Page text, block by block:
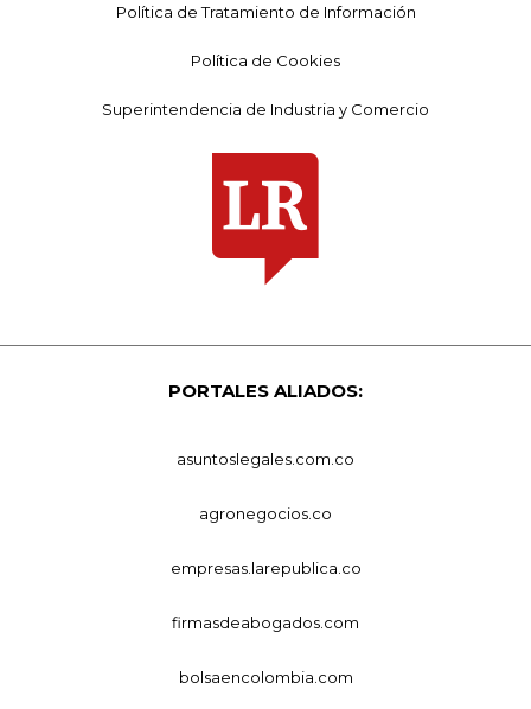
Política de Tratamiento de Información
Política de Cookies
Superintendencia de Industria y Comercio
PORTALES ALIADOS:
asuntoslegales.com.co
agronegocios.co
empresas.larepublica.co
firmasdeabogados.com
bolsaencolombia.com